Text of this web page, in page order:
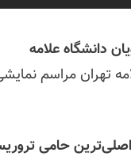
دانشگاه علامه
تهران مراسم
اصلی‌ترین حامی